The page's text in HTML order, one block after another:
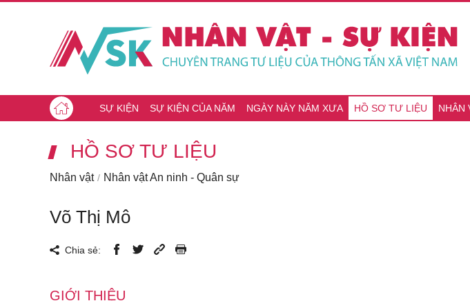
SỰ KIỆN SỰ KIỆN CỦA NĂM NGÀY NÀY NĂM XƯA HỒ SƠ TƯ LIỆU NHÂN
HỒ SƠ TƯ LIỆU
Nhân vật Nhân vật An ninh - Quân sự
Võ Thị Mô
Chia sẻ:
GIỚI THIỆU